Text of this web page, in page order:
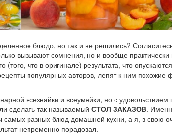
блюдо, но так и не решились?
вызывают сомнения, но и вообще
(того, что в оригинале) результата, что
популярных авторов, лепят к ним
всезнайки и всеумейки, но с
сделать так называемый СТОЛ ЗАКАЗОВ.
самых разных блюд домашней кухни, а я, в свою
непременно порадовал.